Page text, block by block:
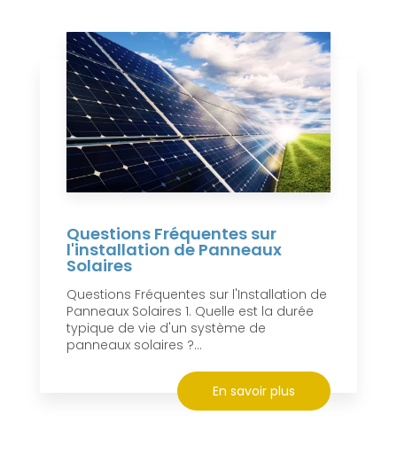
Questions Fréquentes sur
l'installation de Panneaux
Solaires
Questions Fréquentes sur l'Installation de
Panneaux Solaires 1. Quelle est la durée
typique de vie d'un système de
panneaux solaires ?...
En savoir plus